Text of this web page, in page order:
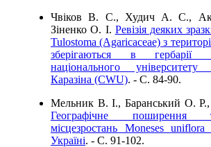
Чвіков В. С., Худич А. С.,
Зіненко О. І. Ревізія деяких
Tulostoma (Agaricaceae) з
зберігаються в гербарії
національного
Каразіна (CWU). - C. 84-90.
Мельник В. І., Баранський О.
Географічне
місцезростань Moneses
Україні. - C. 91-102.